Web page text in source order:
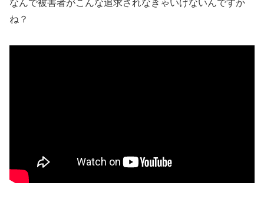
なんで被害者がこんな追求されなきゃいけないんですか
ね？